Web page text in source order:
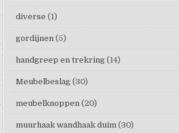
diverse (1)
gordijnen (5)
handgreep en trekring (14)
Meubelbeslag (30)
meubelknoppen (20)
muurhaak wandhaak duim (30)